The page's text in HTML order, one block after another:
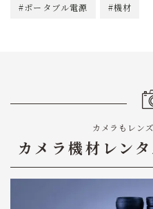
#ポータブル電源 #機材
カメラもレン
カメラ機材レン